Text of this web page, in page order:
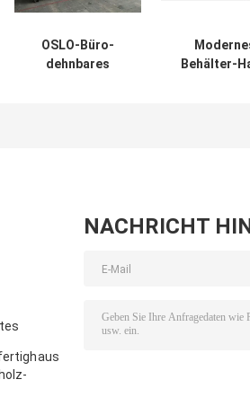
OSLO-Büro-
dehnbares
Behälter-
NACHRICHT